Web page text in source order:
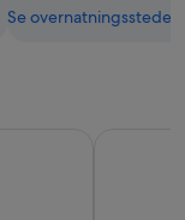
Se overnatningssteder